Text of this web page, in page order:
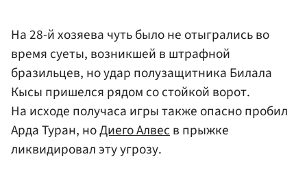
На 28-й хозяева чуть было не отыгрались во
время суеты, возникшей в штрафной
бразильцев, но удар полузащитника Билала
Кысы пришелся рядом со стойкой ворот.
На исходе получаса игры также опасно пробил
Арда Туран, ноДиего Алвесв прыжке
ликвидировал эту угрозу.